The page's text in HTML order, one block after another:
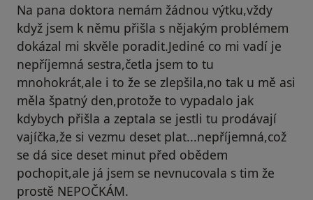
Na pana doktora nemám žádnou výtku,vždy
když jsem k němu přišla s nějakým problémem
dokázal mi skvěle poradit.Jediné co mi vadí je
nepříjemná sestra,četla jsem to tu
mnohokrát,ale i to že se zlepšila,no tak u mě asi
měla špatný den,protože to vypadalo jak
kdybych přišla a zeptala se jestli tu prodávají
vajíčka,že si vezmu deset plat...nepříjemná,což
se dá sice deset minut před obědem
pochopit,ale já jsem se nevnucovala s tim že
prostě NEPOČKÁM.